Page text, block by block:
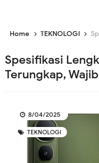
Home TEKNOLOGI
Spesifikasi
Terungkap,
TEKNOLOGI
8/04/2025